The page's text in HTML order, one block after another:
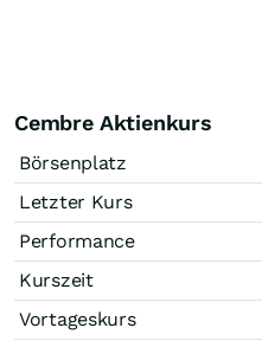
Cembre Aktienkurs
Börsenplatz
Letzter Kurs
Performance
Kurszeit
Vortageskurs